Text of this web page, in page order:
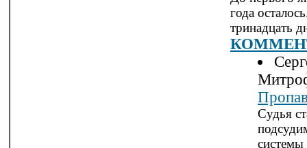
года
тринадцать
Судья
системы